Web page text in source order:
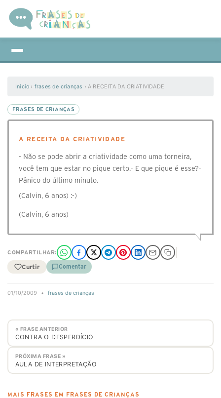
Início › frases de crianças ›A RECEITA DA CRIATIVIDADE
FRASES DE CRIANÇAS
A RECEITA DA CRIATIVIDADE
- Não se pode abrir a criatividade como uma torneira,
você tem que estar no pique certo.- E que pique é esse?-
Pânico do último minuto.
(Calvin, 6 anos) :-)
(Calvin, 6 anos)
COMPARTILHAR:
Curtir Comentar
01/10/2009 • frases de crianças
« FRASE ANTERIOR
CONTRA O DESPERDÍCIO
PRÓXIMA FRASE »
AULA DE INTERPRETAÇÃO
MAIS FRASES EM FRASES DE CRIANÇAS